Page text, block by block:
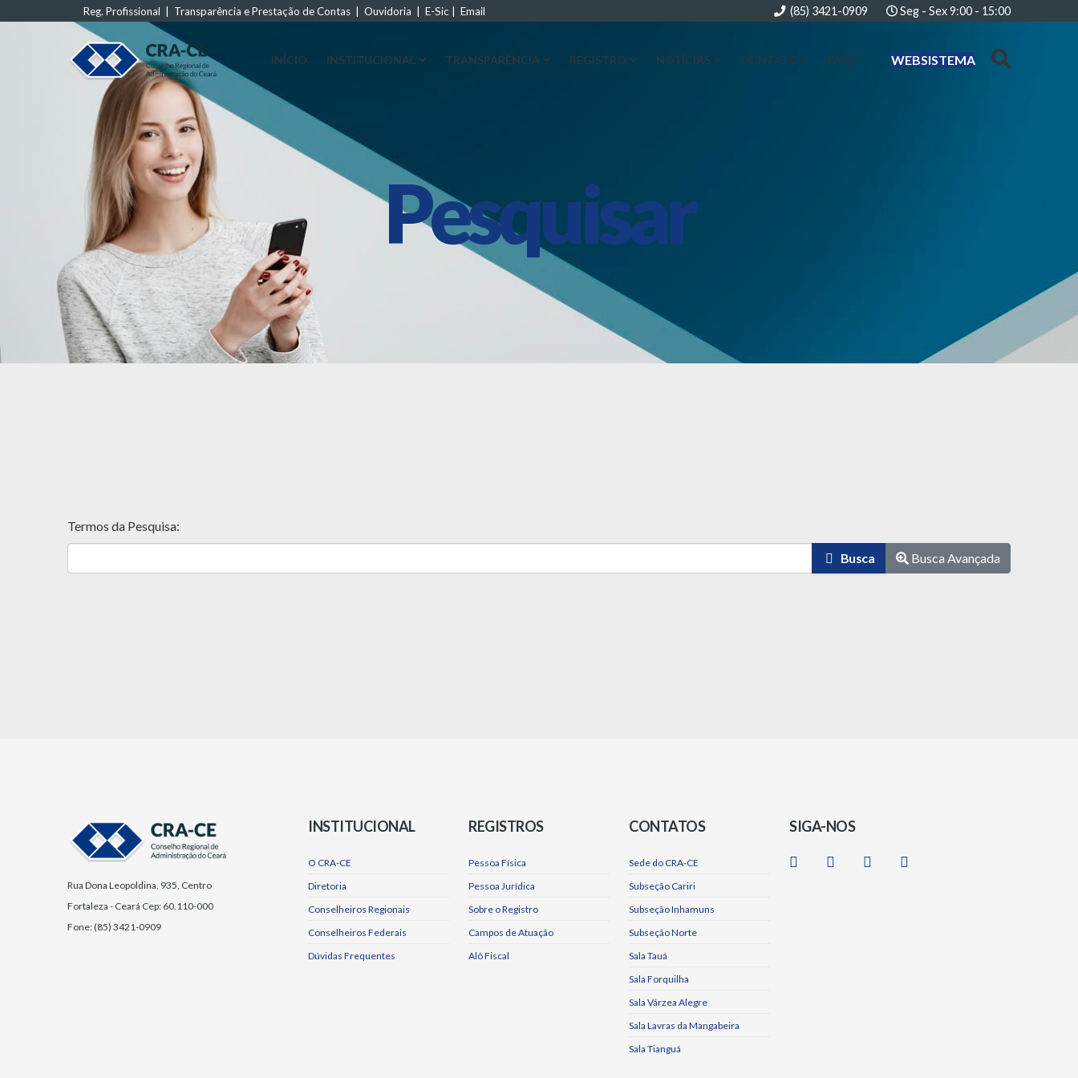
Reg. Profissional Transparência e Prestação de Contas Ouvidoria E-Sic Email (85) 3421-0909 Seg - Sex 9:00 - 15:00
WEBSISTEMA
INÍCIO INSTITUCIONAL TRANSPARÊNCIA REGISTRO NOTÍCIAS CONTATO FAQ
Pesquisar
Termos da Pesquisa:
Busca Busca Avançada
Rua Dona Leopoldina, 935, Centro
Fortaleza - Ceará Cep: 60.110-000
Fone: (85) 3421-0909
INSTITUCIONAL
O CRA-CE
Diretoria
Conselheiros Regionais
Conselheiros Federais
Dúvidas Frequentes
REGISTROS
Pessoa Física
Pessoa Jurídica
Sobre o Registro
Campos de Atuação
Alô Fiscal
CONTATOS
Sede do CRA-CE
Subseção Cariri
Subseção Inhamuns
Subseção Norte
Sala Tauá
Sala Forquilha
Sala Várzea Alegre
Sala Lavras da Mangabeira
Sala Tianguá
SIGA-NOS